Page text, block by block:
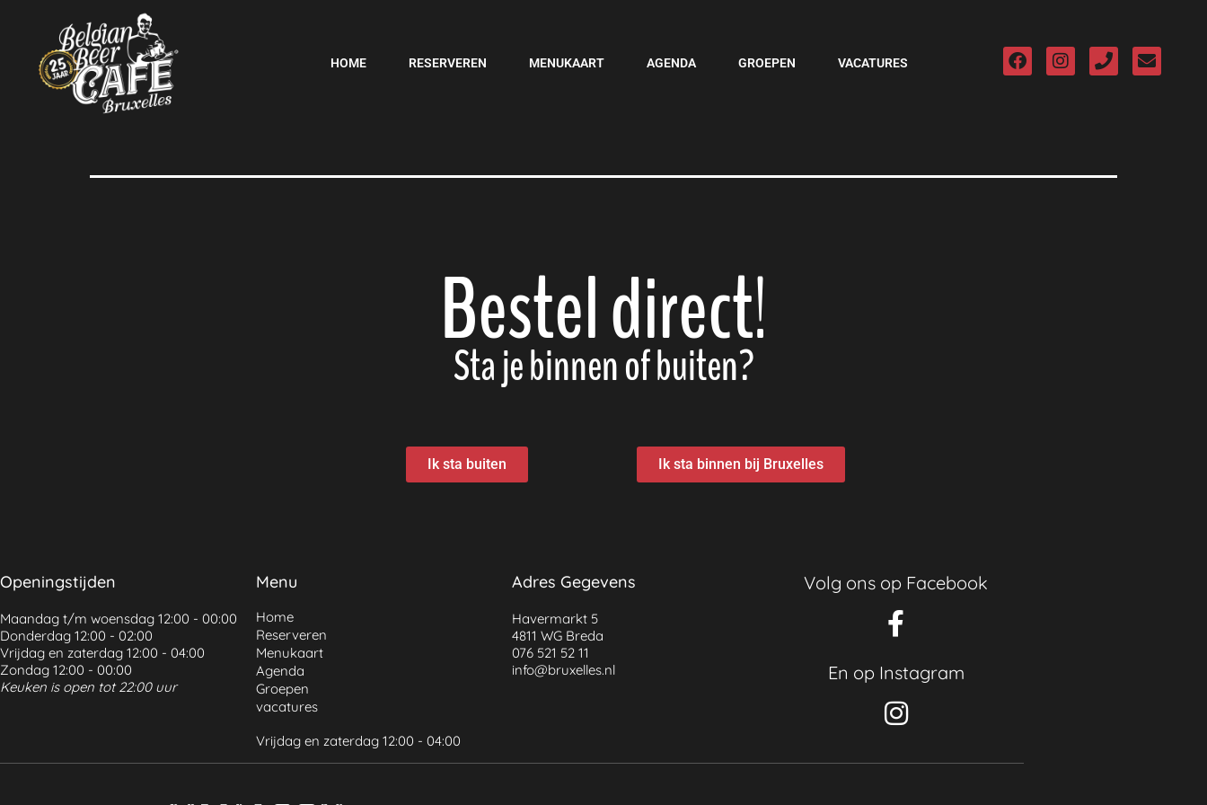
HOME RESERVEREN MENUKAART AGENDA GROEPEN VACATURES
Naamloos
Bestel direct!
Sta je binnen of buiten?
Ik sta buiten Ik sta binnen bij Bruxelles
Openingstijden
Maandag t/m woensdag 12:00 - 00:00
Donderdag 12:00 - 02:00
Vrijdag en zaterdag 12:00 - 04:00
Zondag 12:00 - 00:00
Keuken is open tot 22:00 uur
Menu
Home
Reserveren
Menukaart
Agenda
Groepen
vacatures
Vrijdag en zaterdag 12:00 - 04:00
Adres Gegevens
Havermarkt 5
4811 WG Breda
076 521 52 11
info@bruxelles.nl
Volg ons op Facebook
En op Instagram